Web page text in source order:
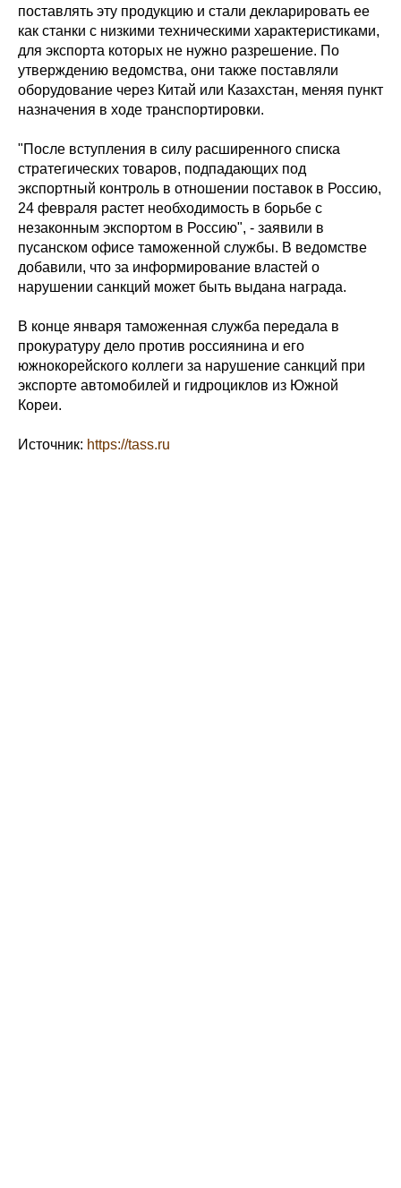
поставлять эту продукцию и стали декларировать ее
как станки с низкими техническими характеристиками,
для экспорта которых не нужно разрешение. По
утверждению ведомства, они также поставляли
оборудование через Китай или Казахстан, меняя пункт
назначения в ходе транспортировки.
"После вступления в силу расширенного списка
стратегических товаров, подпадающих под
экспортный контроль в отношении поставок в Россию,
24 февраля растет необходимость в борьбе с
незаконным экспортом в Россию", - заявили в
пусанском офисе таможенной службы. В ведомстве
добавили, что за информирование властей о
нарушении санкций может быть выдана награда.
В конце января таможенная служба передала в
прокуратуру дело против россиянина и его
южнокорейского коллеги за нарушение санкций при
экспорте автомобилей и гидроциклов из Южной
Кореи.
Источник: https://tass.ru